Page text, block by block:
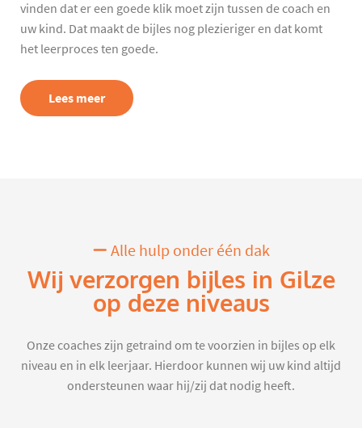
vinden dat er een goede klik moet zijn tussen de coach en
uw kind. Dat maakt de bijles nog plezieriger en dat komt
het leerproces ten goede.
Lees meer
Alle hulp onder één dak
Wij verzorgen bijles in Gilze
op deze niveaus
Onze coaches zijn getraind om te voorzien in bijles op elk
niveau en in elk leerjaar. Hierdoor kunnen wij uw kind altijd
ondersteunen waar hij/zij dat nodig heeft.